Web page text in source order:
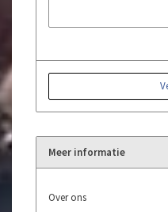
Meer informatie
Over ons